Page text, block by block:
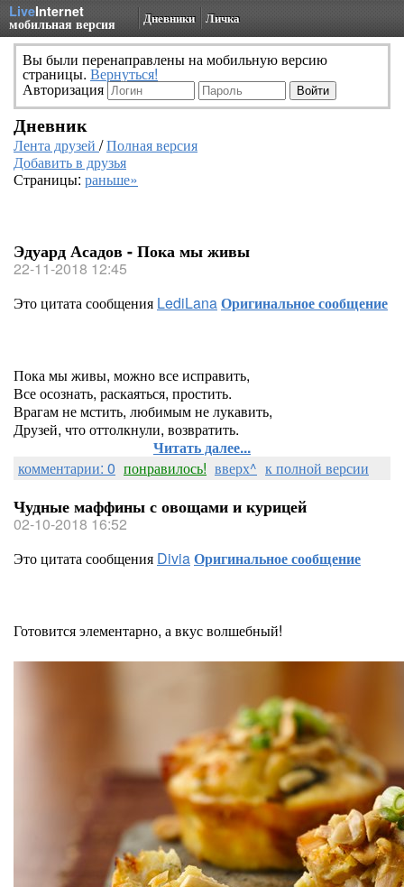
LiveInternet
мобильная версия Дневники Личка
Вы были перенаправлены на мобильную версию
страницы. Вернуться!
Авторизация
Дневник
Лента друзей /Полная версия
Добавить в друзья
Страницы: раньше»
Эдуард Асадов - Пока мы живы
22-11-2018 12:45
Это цитата сообщения LediLanaОригинальное сообщение
Пока мы живы, можно все исправить,
Все осознать, раскаяться, простить.
Врагам не мстить, любимым не лукавить,
Друзей, что оттолкнули, возвратить.
Читать далее...
комментарии: 0 понравилось! вверх^ к полной версии
Чудные маффины с овощами и курицей
02-10-2018 16:52
Это цитата сообщения DiviaОригинальное сообщение
Готовится элементарно, а вкус волшебный!